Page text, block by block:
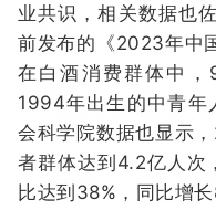
业共识，相关数据也
前发布的《2023年中
在白酒消费群体中
1994年出生的中青年
会科学院数据也显示
者群体达到4.2亿人次
比达到38%，同比增长